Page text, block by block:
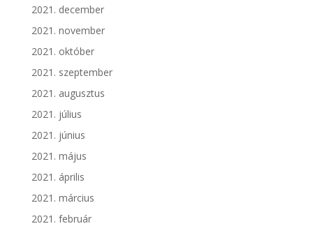
2021. december
2021. november
2021. október
2021. szeptember
2021. augusztus
2021. július
2021. június
2021. május
2021. április
2021. március
2021. február